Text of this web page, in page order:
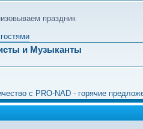
праздник
и Музыканты
c PRO-NAD - горячие